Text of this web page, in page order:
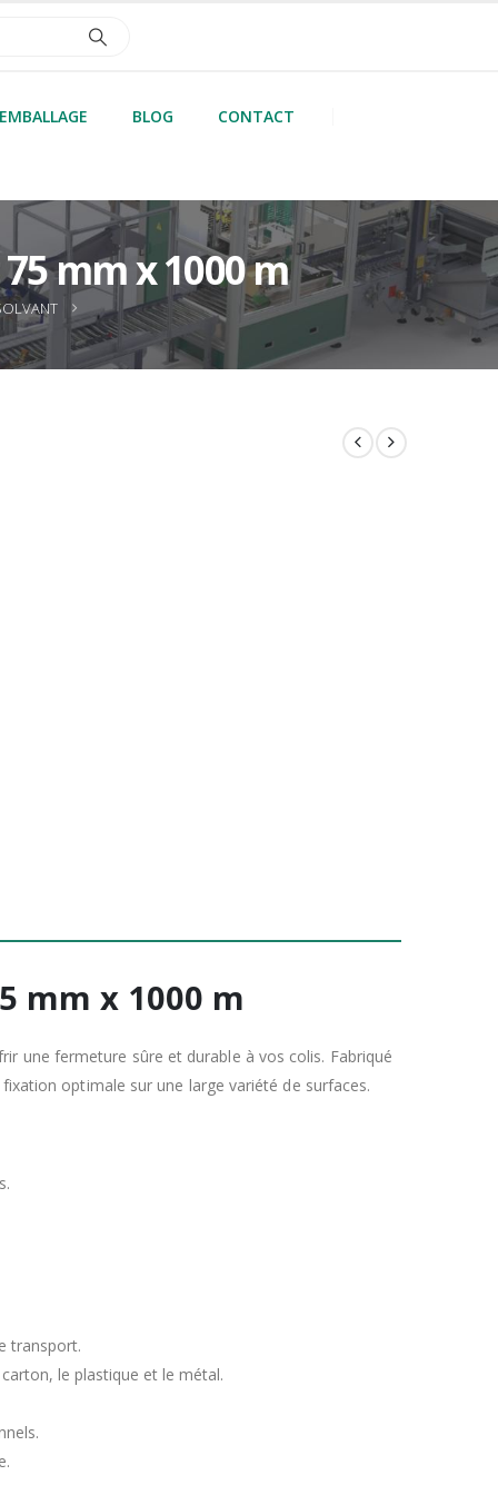
BLOG CONTACT
mm x 1000 m
mm x 1000 m
une fermeture sûre et durable à vos colis. Fabriqué
optimale sur une large variété de surfaces.
transport.
le plastique et le métal.